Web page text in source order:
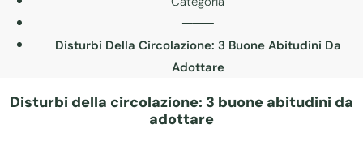
───
Disturbi Della Circolazione: 3 Buone Abitudini Da
Adottare
Disturbi della circolazione: 3 buone abitudini da
adottare